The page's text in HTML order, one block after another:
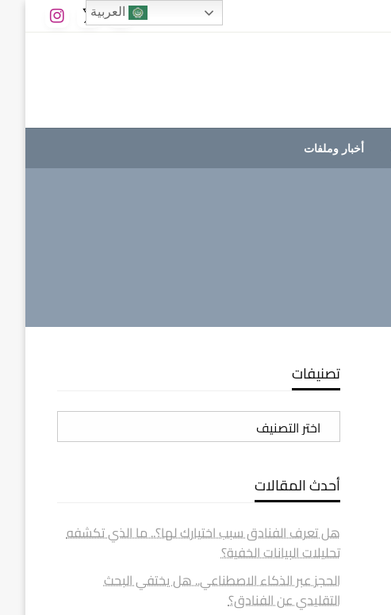
أخبار وملفات
تصنيفات
تصنيفات
أحدث المقالات
هل تعرف الفنادق سبب اختيارك لها؟.. ما الذي تكشفه
تحليلات البيانات الخفية؟
الحجز عبر الذكاء الاصطناعي.. هل يختفي البحث
التقليدي عن الفنادق؟
العربية